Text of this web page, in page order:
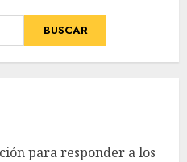
BUSCAR
para responder a los